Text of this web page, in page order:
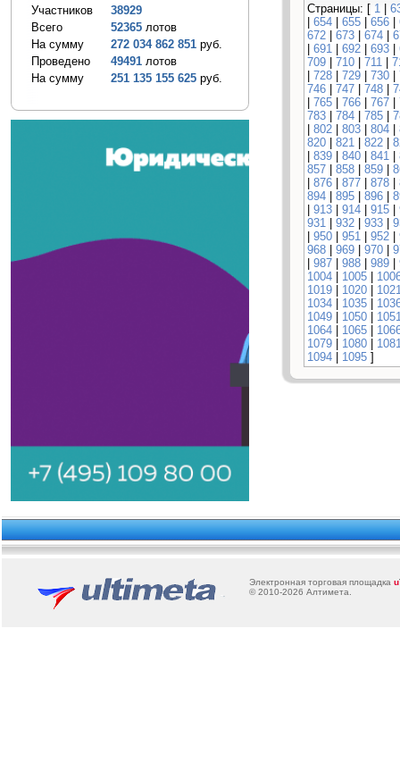
Участников
38929
Всего
52365 лотов
На сумму
272 034 862 851 руб.
Проведено
49491 лотов
На сумму
251 135 155 625 руб.
Страницы: [ 1 |
| 654 | 655 | 656 |
672 | 673 | 674 |
| 691 | 692 | 693 |
709 | 710 | 711 |
| 728 | 729 | 730 |
746 | 747 | 748 |
| 765 | 766 | 767 |
783 | 784 | 785 |
| 802 | 803 | 804 |
820 | 821 | 822 |
| 839 | 840 | 841 |
857 | 858 | 859 |
| 876 | 877 | 878 |
894 | 895 | 896 |
| 913 | 914 | 915 |
931 | 932 | 933 |
| 950 | 951 | 952 |
968 | 969 | 970 |
| 987 | 988 | 989 |
1004 | 1005 |
1019 | 1020 |
1034 | 1035 |
1049 | 1050 |
1064 | 1065 |
1079 | 1080 |
1094 | 1095 ]
Электронная торговая площадка u
© 2010-2026 Алтимета